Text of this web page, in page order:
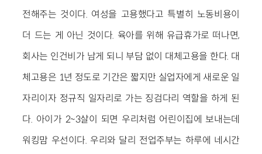
전해주는 것이다. 여성을 고용했다고 특별히 노동비용이
더 드는 게 아닌 것이다. 육아를 위해 유급휴가로 떠나면,
회사는 인건비가 남게 되니 부담 없이 대체고용을 한다. 대
체고용은 1년 정도로 기간은 짧지만 실업자에게 새로운 일
자리이자 정규직 일자리로 가는 징검다리 역할을 하게 된
다. 아이가 2~3살이 되면 우리처럼 어린이집에 보내는데
워킹맘 우선이다. 우리와 달리 전업주부는 하루에 네시간